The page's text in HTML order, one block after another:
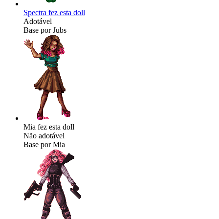
Spectra fez esta doll
Adotável
Base por Jubs
Mia fez esta doll
Não adotável
Base por Mia